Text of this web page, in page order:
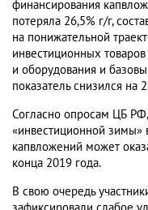
финансирования
потеряла 26,5% г/г,
на понижательной
инвестиционных
и оборудования и
показатель снизился на
Согласно опросам ЦБ
«инвестиционной зимы»
капвложений может
конца 2019 года.
В свою очередь